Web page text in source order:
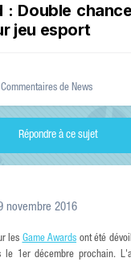
: Double
jeu esport
Commentaires de News
Répondre à ce sujet
novembre 2016
les Game Awards ont été
le 1er décembre prochain.